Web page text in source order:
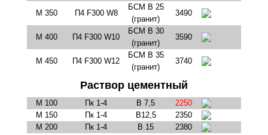
М 350 П4 F300 W8
БСМ В 25
(гранит)
3490
М 400 П4 F300 W10
БСМ В 30
(гранит)
3590
М 450 П4 F300 W12
БСМ В 35
(гранит)
3740
Раствор цементный
М 100 Пк 1-4 В 7,5
2250
М 150
Пк 1-4 В12,5
2350
М 200
Пк 1-4 В 15 2380